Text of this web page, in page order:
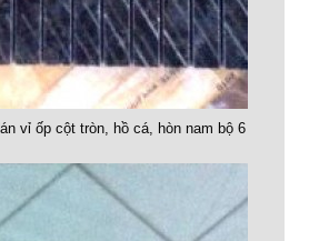
vỉ ốp cột tròn, hồ cá, hòn nam bộ 6